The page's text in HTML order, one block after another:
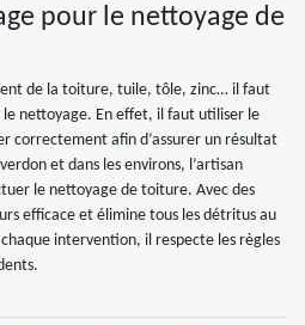
pour le nettoyage de
de la toiture, tuile, tôle, zinc… il faut
nettoyage. En effet, il faut utiliser le
correctement afin d’assurer un résultat
et dans les environs, l’artisan
le nettoyage de toiture. Avec des
efficace et élimine tous les détritus au
intervention, il respecte les règles